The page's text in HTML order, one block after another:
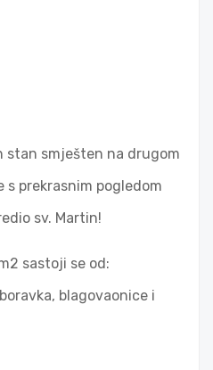
stan smješten na drugom
prekrasnim pogledom
sv. Martin!
sastoji se od:
blagovaonice i